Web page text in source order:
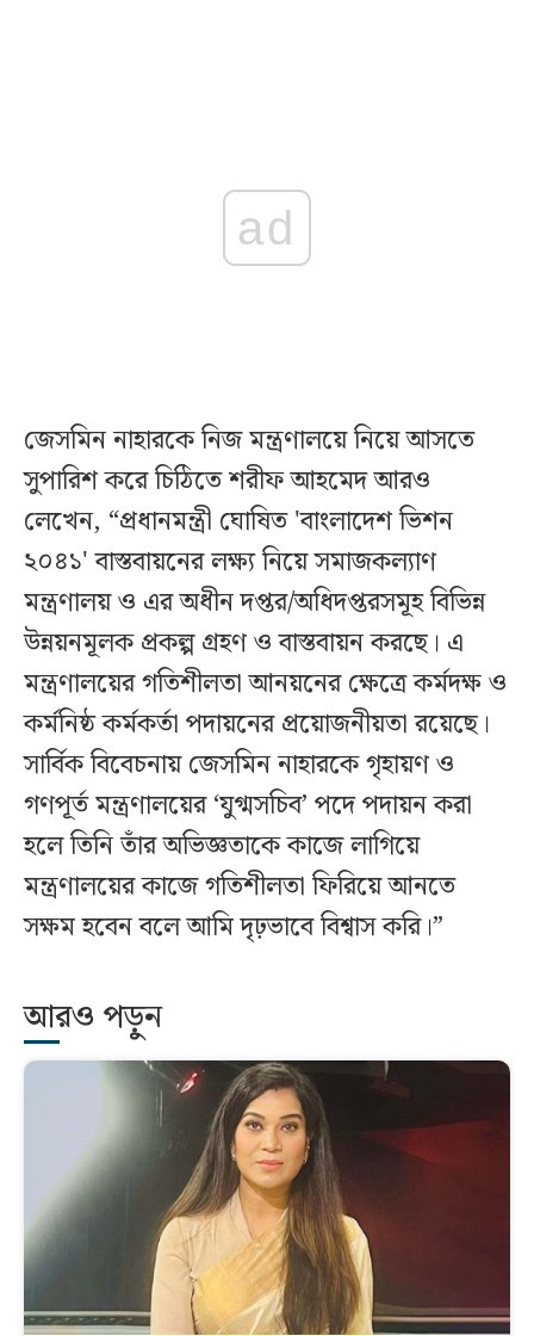
ad
জেসমিন নাহারকে নিজ মন্ত্রণালয়ে নিয়ে আসতে
সুপারিশ করে চিঠিতে শরীফ আহমেদ আরও
লেখেন, “প্রধানমন্ত্রী ঘোষিত 'বাংলাদেশ ভিশন
২০৪১' বাস্তবায়নের লক্ষ্য নিয়ে সমাজকল্যাণ
মন্ত্রণালয় ও এর অধীন দপ্তর/অধিদপ্তরসমূহ বিভিন্ন
উন্নয়নমূলক প্রকল্প গ্রহণ ও বাস্তবায়ন করছে। এ
মন্ত্রণালয়ের গতিশীলতা আনয়নের ক্ষেত্রে কর্মদক্ষ ও
কর্মনিষ্ঠ কর্মকর্তা পদায়নের প্রয়োজনীয়তা রয়েছে।
সার্বিক বিবেচনায় জেসমিন নাহারকে গৃহায়ণ ও
গণপূর্ত মন্ত্রণালয়ের ‘যুগ্মসচিব’ পদে পদায়ন করা
হলে তিনি তাঁর অভিজ্ঞতাকে কাজে লাগিয়ে
মন্ত্রণালয়ের কাজে গতিশীলতা ফিরিয়ে আনতে
সক্ষম হবেন বলে আমি দৃঢ়ভাবে বিশ্বাস করি।”
আরও পড়ুন